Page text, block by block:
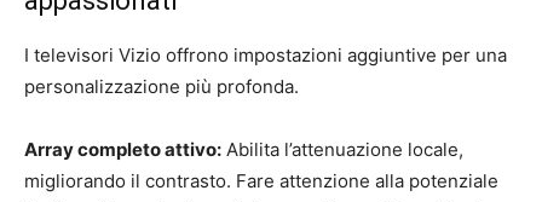
I televisori Vizio offrono impostazioni aggiuntive per una
personalizzazione più profonda.
Array completo attivo: Abilita l’attenuazione locale,
migliorando il contrasto. Fare attenzione alla potenziale